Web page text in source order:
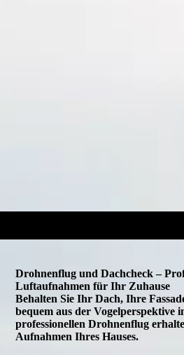
Drohnenflug und Dachcheck –
Luftaufnahmen für Ihr Zuhause
Behalten Sie Ihr Dach, Ihre
bequem aus der Vogelperspektive
professionellen Drohnenflug
Aufnahmen Ihres Hauses.